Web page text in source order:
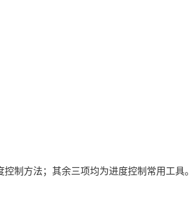
制方法；其余三项均为进度控制常用工具。